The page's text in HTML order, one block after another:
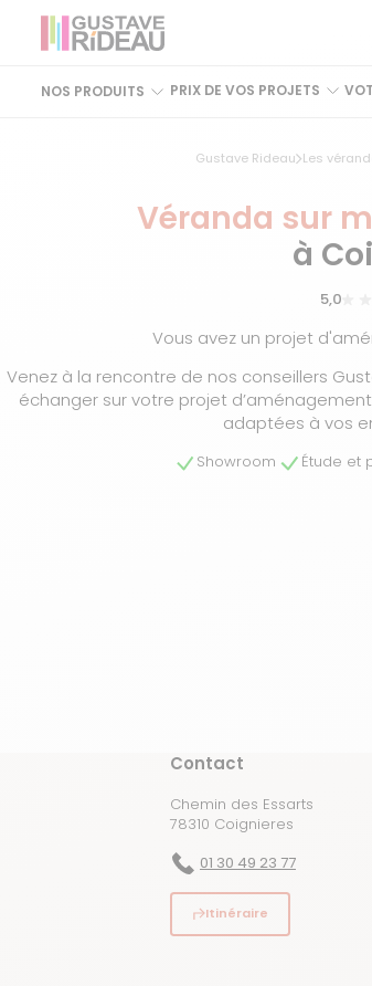
NOS PRODUITS PRIX DE VOS PROJETS
Gustave Rideau Les
Véranda sur
à
5,0
Vous avez un projet
Venez à la rencontre de nos conseillers
échanger sur votre projet
adaptées à vos
Showroom Étude et
Contact
Chemin des Essarts
78310 Coignieres
01 30 49 23 77
Itinéraire